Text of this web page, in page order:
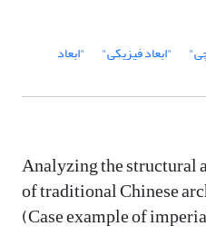
"ابعاد فیزیکی" "ابعاد
Analyzing the structural
of traditional Chinese
(Case example of